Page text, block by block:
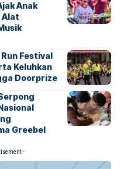
Anak
Alat
Festival
Keluhkan
Doorprize
Greebel
-